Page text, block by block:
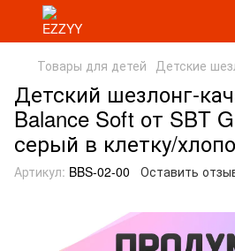
Товары для детей Детские
Детский шезлонг-
Balance Soft от SBT
серый в клетку/
Артикул: BBS-02-00 Оставить